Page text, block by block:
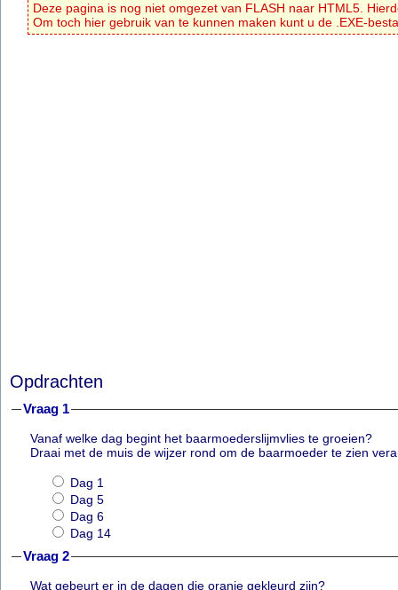
Deze pagina is nog niet omgezet van FLASH naar HTML5.
Om toch hier gebruik van te kunnen maken kunt u de .EXE-
Opdrachten
Vraag 1
Vanaf welke dag begint het baarmoederslijmvlies te groeien?
Draai met de muis de wijzer rond om de baarmoeder te zien
Dag 1
Dag 5
Dag 6
Dag 14
Vraag 2
Wat gebeurt er in de dagen die oranje gekleurd zijn?